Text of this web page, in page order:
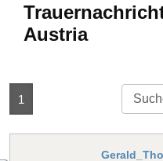
Austria
1